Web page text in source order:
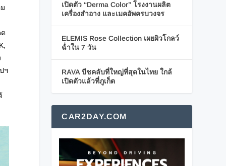
ฯ
เปิดตัว “Derma Color” โรงงานผลิต
เครื่องสำอาง และเมคอัพครบวงจร
ELEMIS Rose Collection เผยผิวโกลว์
ฉ่ำใน 7 วัน
RAVA บีชคลับที่ใหญ่ที่สุดในไทย ใกล้
เปิดตัวแล้วที่ภูเก็ต
CAR2DAY.COM